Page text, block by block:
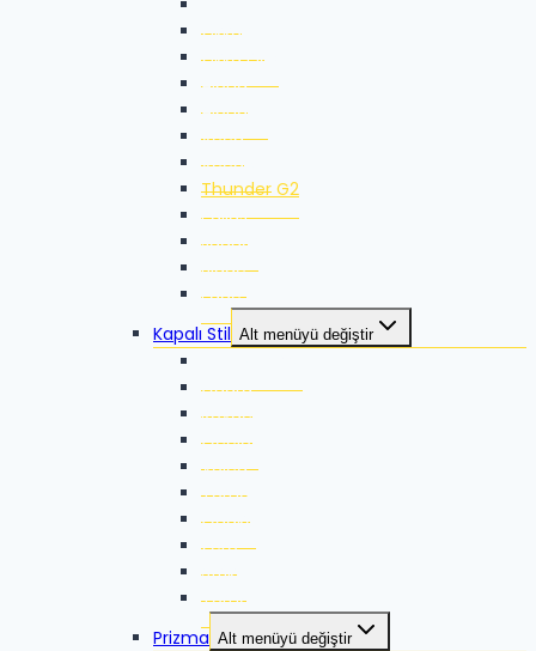
Zikka SE
Zikka Plus
Alpha
Alpha-X
Xeed
Xeed G2
Thunder G2
Pallas
Jaguar
Blade
Edge
Kapalı Stil Alt menüyü değiştir
Guard
Rovac
Ocelot
Volca
Torna
Quake
Zero
Strike
Torna 2
Prizma Alt menüyü değiştir